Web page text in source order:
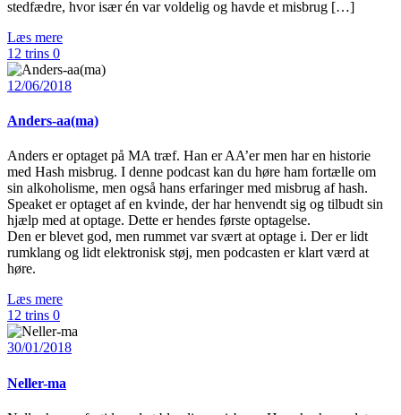
stedfædre, hvor især én var voldelig og havde et misbrug […]
Læs mere
12 trins 0
12/06/2018
Anders-aa(ma)
Anders er optaget på MA træf. Han er AA’er men har en historie
med Hash misbrug. I denne podcast kan du høre ham fortælle om
sin alkoholisme, men også hans erfaringer med misbrug af hash.
Speaket er optaget af en kvinde, der har henvendt sig og tilbudt sin
hjælp med at optage. Dette er hendes første optagelse.
Den er blevet god, men rummet var svært at optage i. Der er lidt
rumklang og lidt elektronisk støj, men podcasten er klart værd at
høre.
Læs mere
12 trins 0
30/01/2018
Neller-ma